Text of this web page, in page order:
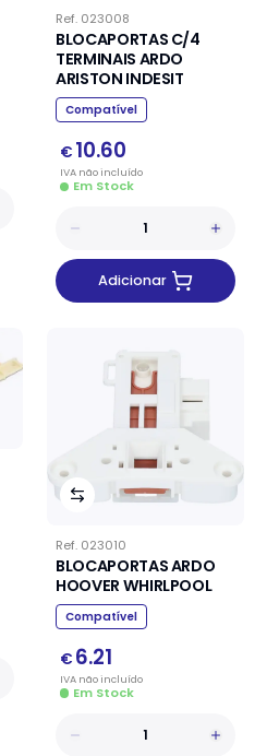
Ref. 023008
BLOCAPORTAS C/4
TERMINAIS ARDO
ARISTON INDESIT
Compatível
€ 10.60
IVA nãoincluído
Em Stock
Adicionar
Ref. 023010
BLOCAPORTAS ARDO
HOOVER WHIRLPOOL
Compatível
€ 6.21
IVA nãoincluído
Em Stock